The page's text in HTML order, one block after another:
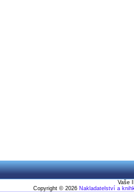
Vaše
Copyright © 2026 Nakladatelství a